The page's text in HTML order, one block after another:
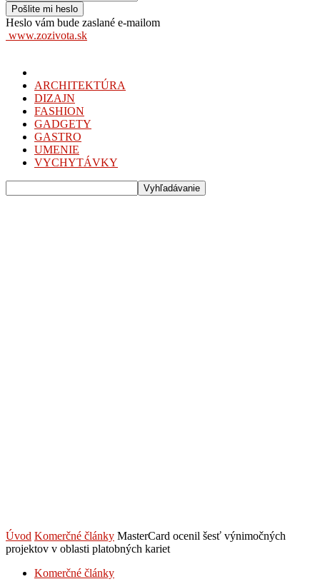
Heslo vám bude zaslané e-mailom
www.zozivota.sk
ARCHITEKTÚRA
DIZAJN
FASHION
GADGETY
GASTRO
UMENIE
VYCHYTÁVKY
Úvod Komerčné články MasterCard ocenil šesť výnimočných
projektov v oblasti platobných kariet
Komerčné články